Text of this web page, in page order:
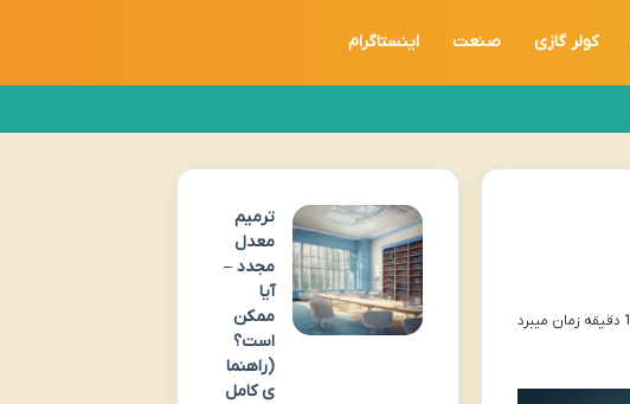
کولر گازی صنعت اینستاگرام
ترمیم
معدل
مجدد –
آیا
ممکن
است؟
(راهنما
ی کامل